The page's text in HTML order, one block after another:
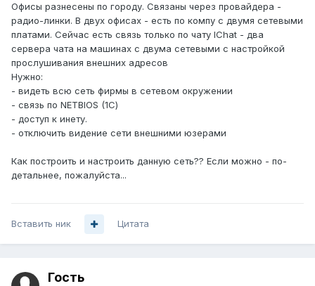
Офисы разнесены по городу. Связаны через провайдера -
радио-линки. В двух офисах - есть по компу с двумя сетевыми
платами. Сейчас есть связь только по чату IChat - два
сервера чата на машинах с двума сетевыми с настройкой
прослушивания внешних адресов
Нужно:
- видеть всю сеть фирмы в сетевом окружении
- связь по NETBIOS (1С)
- доступ к инету.
- отключить видение сети внешними юзерами
Как построить и настроить данную сеть?? Если можно - по-
детальнее, пожалуйста...
Вставить ник Цитата
Гость